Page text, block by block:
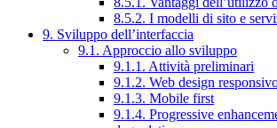
8.5.2. I modelli di sito e
9. Sviluppo dell’interfaccia
9.1. Approccio allo sviluppo
9.1.1. Attività preliminari
9.1.2. Web design
9.1.3. Mobile first
9.1.4. Progressive